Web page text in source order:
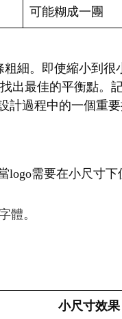
可能糊成一團
細。即使縮小到
出最佳的平衡點。
計過程中的一個重要
logo需要在小尺寸
體。
小尺寸效果